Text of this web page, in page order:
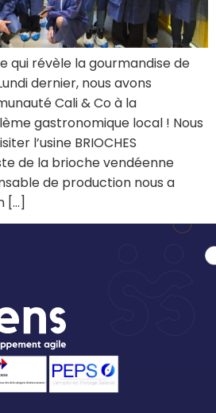
qui révèle la gourmandise de
dernier, nous avons
Cali & Co à la
gastronomique local ! Nous
l’usine BRIOCHES
de la brioche vendéenne
de production nous a
[…]